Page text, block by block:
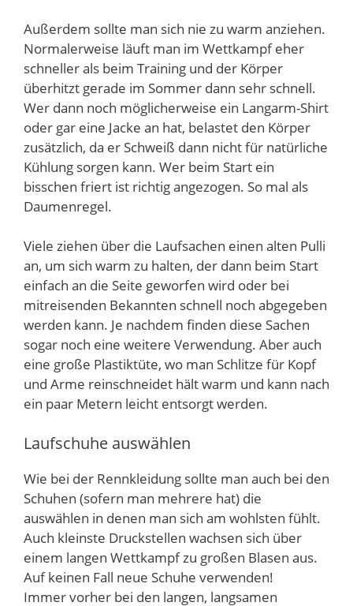
Außerdem sollte man sich nie zu warm anziehen.
Normalerweise läuft man im Wettkampf eher
schneller als beim Training und der Körper
überhitzt gerade im Sommer dann sehr schnell.
Wer dann noch möglicherweise ein Langarm-Shirt
oder gar eine Jacke an hat, belastet den Körper
zusätzlich, da er Schweiß dann nicht für natürliche
Kühlung sorgen kann. Wer beim Start ein
bisschen friert ist richtig angezogen. So mal als
Daumenregel.
Viele ziehen über die Laufsachen einen alten Pulli
an, um sich warm zu halten, der dann beim Start
einfach an die Seite geworfen wird oder bei
mitreisenden Bekannten schnell noch abgegeben
werden kann. Je nachdem finden diese Sachen
sogar noch eine weitere Verwendung. Aber auch
eine große Plastiktüte, wo man Schlitze für Kopf
und Arme reinschneidet hält warm und kann nach
ein paar Metern leicht entsorgt werden.
Laufschuhe auswählen
Wie bei der Rennkleidung sollte man auch bei den
Schuhen (sofern man mehrere hat) die
auswählen in denen man sich am wohlsten fühlt.
Auch kleinste Druckstellen wachsen sich über
einem langen Wettkampf zu großen Blasen aus.
Auf keinen Fall neue Schuhe verwenden!
Immer vorher bei den langen, langsamen